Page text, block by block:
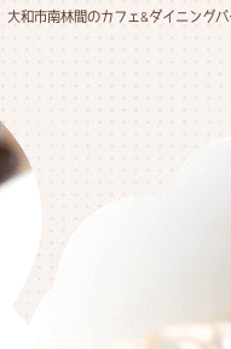
大和市南林間のカフェ&ダイニング